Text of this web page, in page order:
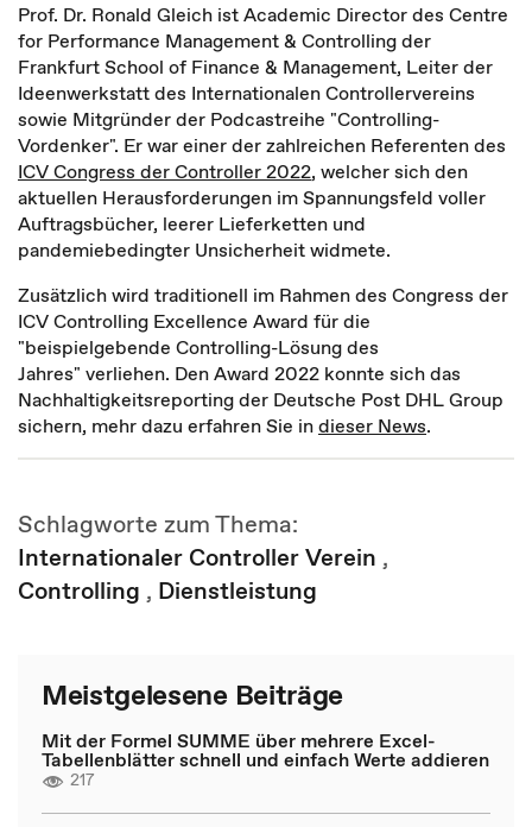
Prof. Dr. Ronald Gleich ist Academic Director des Centre
for Performance Management & Controlling der
Frankfurt School of Finance & Management, Leiter der
Ideenwerkstatt des Internationalen Controllervereins
sowie Mitgründer der Podcastreihe "Controlling-
Vordenker". Er war einer der zahlreichen Referenten des
ICV Congress der Controller 2022, welcher sich den
aktuellen Herausforderungen im Spannungsfeld voller
Auftragsbücher, leerer Lieferketten und
pandemiebedingter Unsicherheit widmete.
Zusätzlich wird traditionell im Rahmen des Congress der
ICV Controlling Excellence Award für die
"beispielgebende Controlling-Lösung des
Jahres" verliehen. Den Award 2022 konnte sich das
Nachhaltigkeitsreporting der Deutsche Post DHL Group
sichern, mehr dazu erfahren Sie indieser News.
Schlagworte zum Thema:
Internationaler Controller Verein ,
Controlling , Dienstleistung
Meistgelesene Beiträge
Mit der Formel SUMME über mehrere Excel-
Tabellenblätter schnell und einfach Werte addieren
217